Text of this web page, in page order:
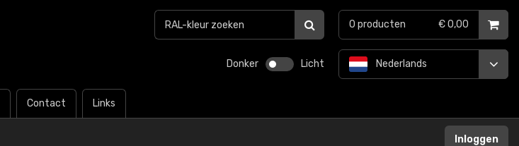
Donker Licht
Contact Links
Nederlands
0 producten € 0,00
Inloggen